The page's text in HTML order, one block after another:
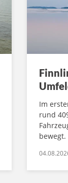
Im
rund
bewegt.